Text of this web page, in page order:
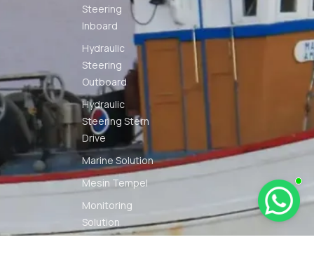
Steering
Inboard
Hydraulic
Steering
Outboard
Hydraulic
Steering Stern
Drive
Marine Solution
Mesin Tempel
Monitoring
Solution